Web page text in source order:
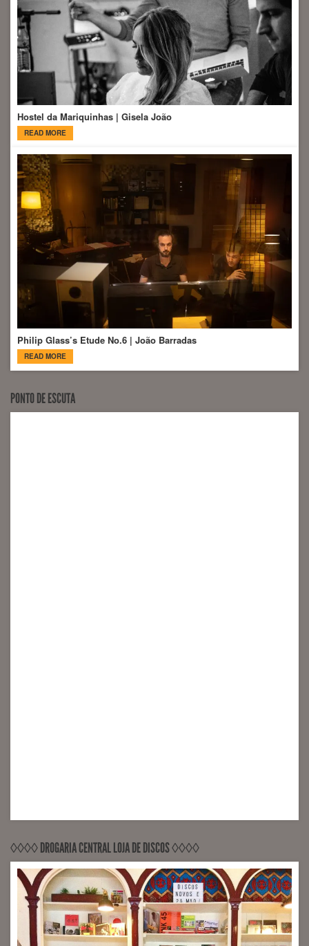
Hostel da Mariquinhas | Gisela João
READ MORE
Philip Glass’s Etude No.6 | João Barradas
READ MORE
PONTO DE ESCUTA
◊◊◊◊ DROGARIA CENTRAL LOJA DE DISCOS ◊◊◊◊